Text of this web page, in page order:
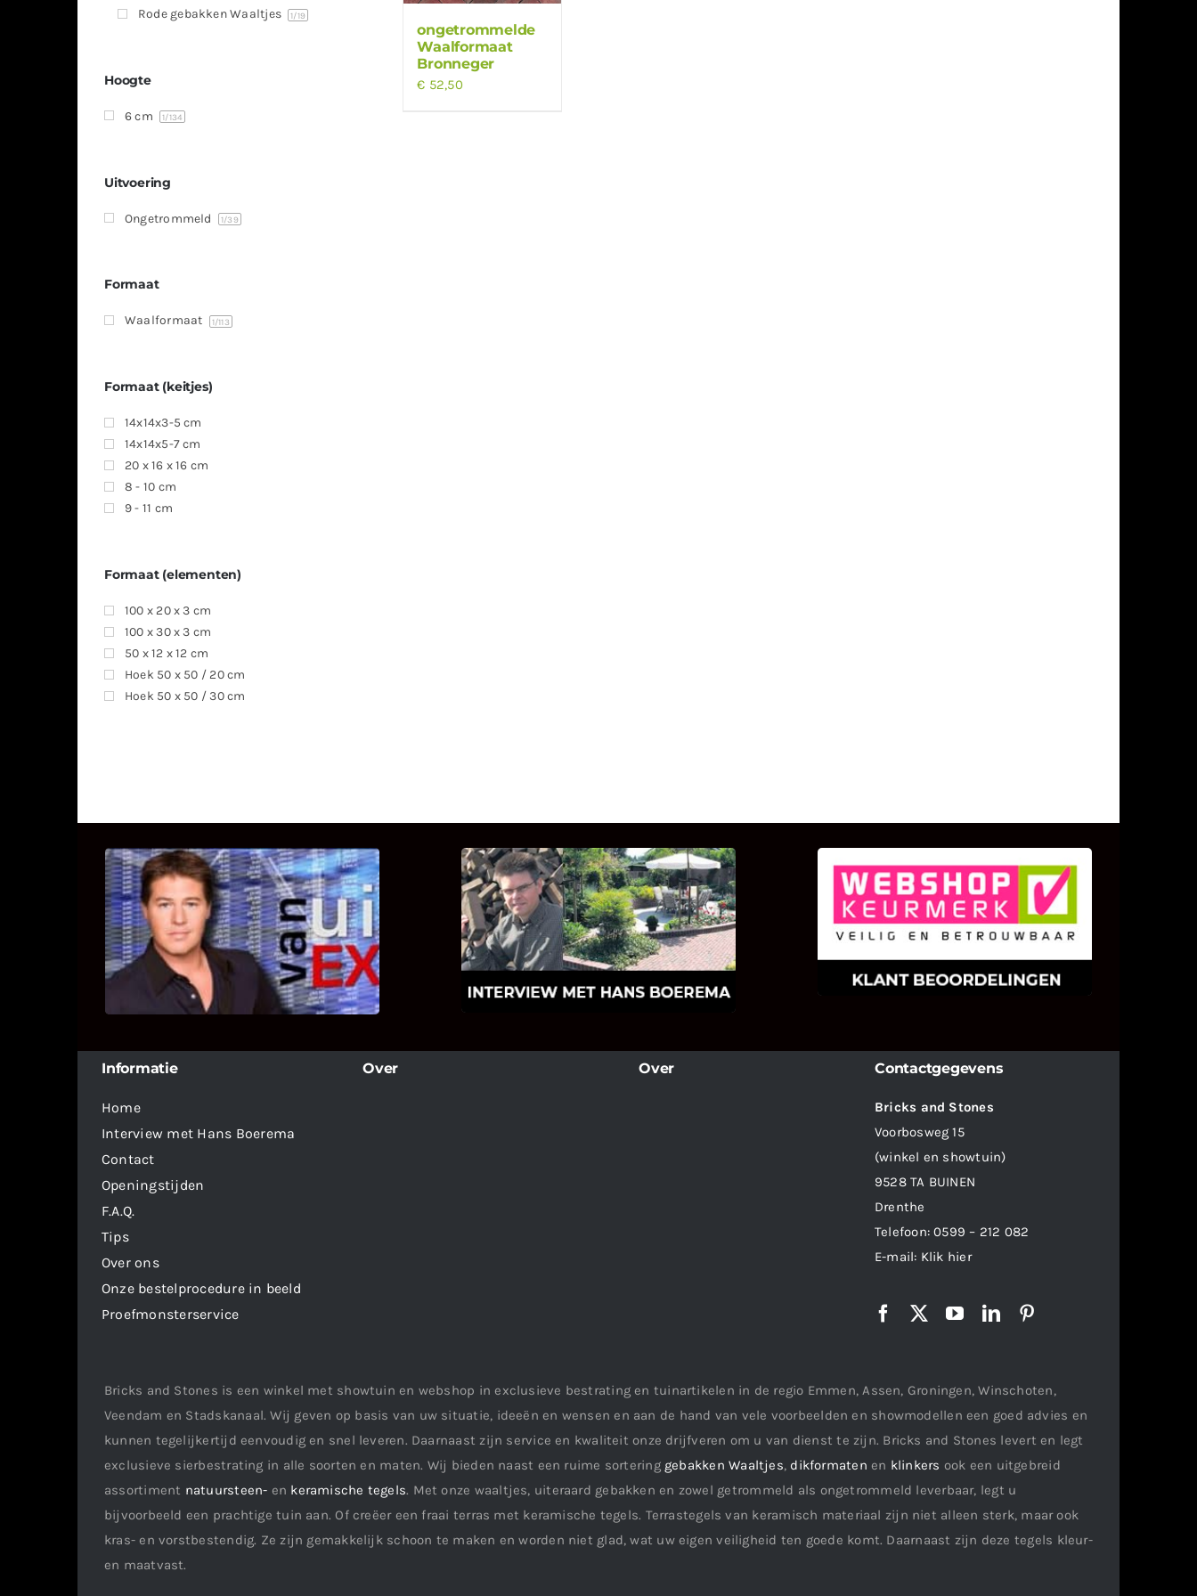
ongetrommelde
Waalformaat
Bronneger
€ 52,50
Rode gebakken Waaltjes 1/19
Hoogte
6 cm 1/134
Uitvoering
Ongetrommeld 1/39
Formaat
Waalformaat 1/113
Formaat (keitjes)
14x14x3-5 cm
14x14x5-7 cm
20 x 16 x 16 cm
8 - 10 cm
9 - 11 cm
Formaat (elementen)
100 x 20 x 3 cm
100 x 30 x 3 cm
50 x 12 x 12 cm
Hoek 50 x 50 / 20 cm
Hoek 50 x 50 / 30 cm
UITSTEL VAN EXECUTIE
Bekijk hier de fragmenten van de
deelname van Bricks and Stones aan
dit programma.
INTERVIEW MET HANS
BOEREMA
Hoe Bricks and Stones ontstaan is en
wat Hans Boerema motiveert in de
wereld van klinkers en tegels!
KLANT BEOORDELINGEN
We zijn er zeer op gesteld om te
weten wat u als klant van ons en
onze diensten vindt.
Informatie
Home
Interview met Hans Boerema
Contact
Openingstijden
F.A.Q.
Tips
Over ons
Onze bestelprocedure in beeld
Proefmonsterservice
Over Over Contactgegevens
Bricks and Stones
Voorbosweg 15
(winkel en showtuin)
9528 TA BUINEN
Drenthe
Telefoon:0599 – 212 082
E-mail: Klik hier
Bricks and Stones is een winkel met showtuin en webshop in exclusieve bestrating en tuinartikelen in de regio Emmen, Assen, Groningen, Winschoten,
Veendam en Stadskanaal. Wij geven op basis van uw situatie, ideeën en wensen en aan de hand van vele voorbeelden en showmodellen een goed advies en
kunnen tegelijkertijd eenvoudig en snel leveren. Daarnaast zijn service en kwaliteit onze drijfveren om u van dienst te zijn. Bricks and Stones levert en legt
exclusieve sierbestrating in alle soorten en maten. Wij bieden naast een ruime sortering gebakken Waaltjes, dikformaten en klinkers ook een uitgebreid
assortiment natuursteen- en keramische tegels. Met onze waaltjes, uiteraard gebakken en zowel getrommeld als ongetrommeld leverbaar, legt u
bijvoorbeeld een prachtige tuin aan. Of creëer een fraai terras met keramische tegels. Terrastegels van keramisch materiaal zijn niet alleen sterk, maar ook
kras- en vorstbestendig. Ze zijn gemakkelijk schoon te maken en worden niet glad, wat uw eigen veiligheid ten goede komt. Daarnaast zijn deze tegels kleur-
en maatvast.